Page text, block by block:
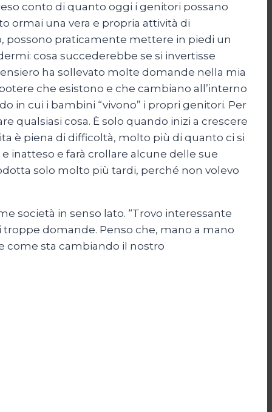
conto di quanto oggi i genitori possano
ormai una vera e propria attività di
possono praticamente mettere in piedi un
cosa succederebbe se si invertisse
ha sollevato molte domande nella mia
che esistono e che cambiano all’interno
in cui i bambini “vivono” i propri genitori. Per
qualsiasi cosa. È solo quando inizi a crescere
è piena di difficoltà, molto più di quanto ci si
inatteso e farà crollare alcune delle sue
solo molto più tardi, perché non volevo
società in senso lato. “Trovo interessante
domande. Penso che, mano a mano
come sta cambiando il nostro